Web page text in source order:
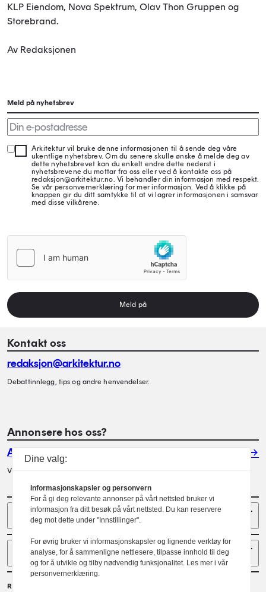
KLP Eiendom, Nova Spektrum, Olav Thon Gruppen og
Storebrand.
Av Redaksjonen
Meld på nyhetsbrev
Arkitektur vil bruke denne informasjonen til å sende deg våre
ukentlige nyhetsbrev. Om du senere skulle ønske å melde deg av
dette nyhetsbrevet kan du enkelt endre dette nederst i
nyhetsbrevene du mottar fra oss eller ved å kontakte oss på
redaksjon@arkitektur.no. Vi behandler din informasjon med respekt.
Se vår personvernerklæring for mer informasjon. Ved å klikke på
knappen gir du ditt samtykke til at vi lagrer informasjonen i samsvar
med disse vilkårene.
Meld på
Kontakt oss
redaksjon@arkitektur.no
Debattinnlegg, tips og andre henvendelser.
Annonsere hos oss?
Annonser
Vil du annonsere i Arkitektur? Les mer her.
Sider
Følg oss
Redaktør
Dine valg:
Informasjonskapsler og personvern
For å gi deg relevante annonser på vårt nettsted bruker vi
informasjon fra ditt besøk på vårt nettsted. Du kan reservere
deg mot dette under "Innstillinger".
For øvrig bruker vi informasjonskapsler og lignende verktøy for
analyse, for å sammenligne nettlesere, tilpasse innhold til deg
og for å utvikle og tilby nødvendig funksjonalitet. Les mer i vår
personvernerklæring.